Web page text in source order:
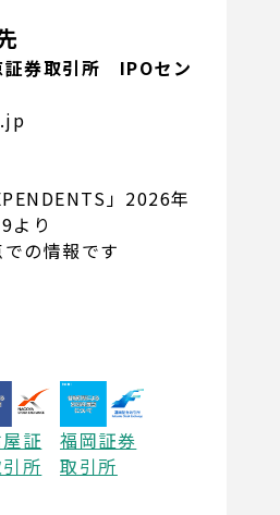
券取引所 IPOセン
」2026年
より
の情報です
証
所
福岡証券
取引所